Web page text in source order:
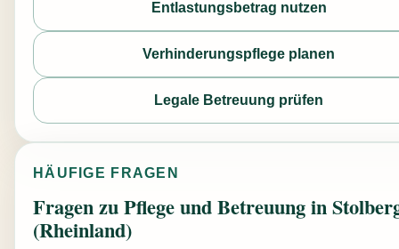
Entlastungsbetrag nutzen
Verhinderungspflege planen
Legale Betreuung prüfen
HÄUFIGE FRAGEN
Fragen zu Pflege und Betreuung in
(Rheinland)